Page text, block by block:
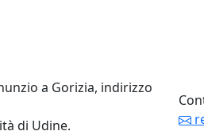
a Gorizia, indirizzo
di Udine.